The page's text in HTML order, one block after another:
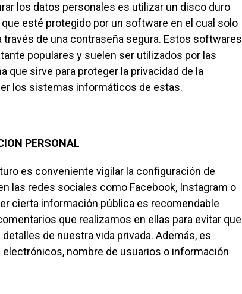
los datos personales es utilizar un disco duro
esté protegido por un software en el cual solo
través de una contraseña segura. Estos softwares
populares y suelen ser utilizados por las
que sirve para proteger la privacidad de la
los sistemas informáticos de estas.
PERSONAL
es conveniente vigilar la configuración de
las redes sociales como Facebook, Instagram o
cierta información pública es recomendable
que realizamos en ellas para evitar que
de nuestra vida privada. Además, es
nombre de usuarios o información